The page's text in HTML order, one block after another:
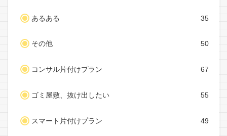
あるある 35
その他 50
コンサル片付けプラン 67
ゴミ屋敷、抜け出したい 55
スマート片付けプラン 49